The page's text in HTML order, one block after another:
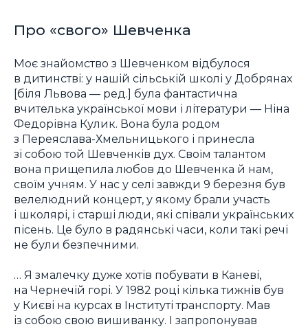
Про «свого» Шевченка
Моє знайомство з Шевченком відбулося
в дитинстві: у нашій сільській школі у Добрянах
[біля Львова — ред.] була фантастична
вчителька української мови і літератури — Ніна
Федорівна Кулик. Вона була родом
з Переяслава-Хмельницького і принесла
зі собою той Шевченків дух. Своїм талантом
вона прищепила любов до Шевченка й нам,
своїм учням. У нас у селі завжди 9 березня був
велелюдний концерт, у якому брали участь
і школярі, і старші люди, які співали українських
пісень. Це було в радянські часи, коли такі речі
не були безпечними.
… Я змалечку дуже хотів побувати в Каневі,
на Чернечій горі. У 1982 році кілька тижнів був
у Києві на курсах в Інституті транспорту. Мав
із собою свою вишиванку. І запропонував